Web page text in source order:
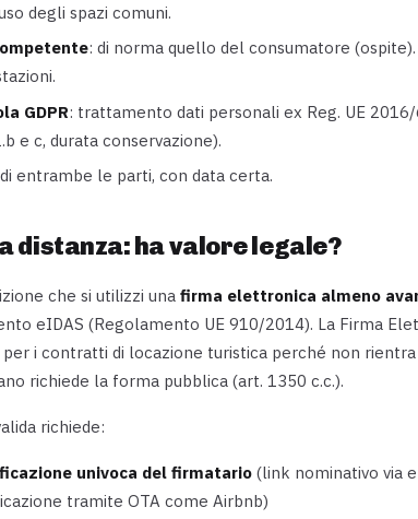
degli spazi comuni.
: di norma quello del consumatore
GDPR: trattamento dati personali ex Reg. UE
e c, durata conservazione).
di entrambe le parti, con data certa.
distanza: ha valore legale?
che si utilizzi una firma elettronica almeno
eIDAS (Regolamento UE 910/2014). La Firma
per i contratti di locazione turistica perché non
richiede la forma pubblica (art. 1350 c.c.).
richiede:
univoca del firmatario (link nominativo via
tramite OTA come Airbnb)